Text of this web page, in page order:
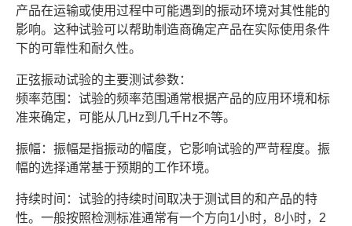
产品在运输或使用过程中可能遇到的振动环境对其性能的
影响。这种试验可以帮助制造商确定产品在实际使用条件
下的可靠性和耐久性。
正弦振动试验的主要测试参数：
频率范围：试验的频率范围通常根据产品的应用环境和标
准来确定，可能从几Hz到几千Hz不等。
振幅：振幅是指振动的幅度，它影响试验的严苛程度。振
幅的选择通常基于预期的工作环境。
持续时间：试验的持续时间取决于测试目的和产品的特
性。一般按照检测标准通常有一个方向1小时，8小时，2